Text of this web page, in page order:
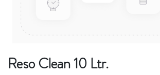
Reso Clean 10 Ltr.